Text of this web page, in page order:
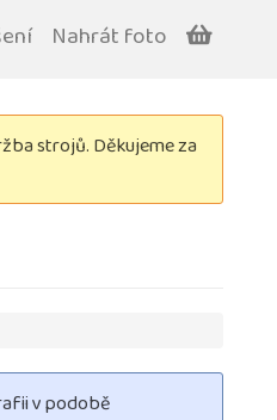
Nahrát foto
strojů. Děkujeme za
v podobě